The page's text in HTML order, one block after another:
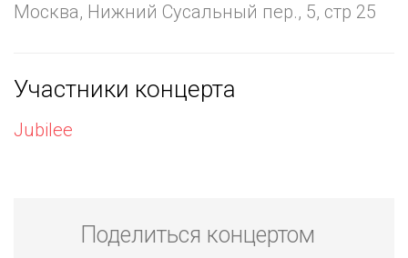
Москва, Нижний Сусальный пер., 5, стр 25
Участники концерта
Jubilee
Поделиться концертом